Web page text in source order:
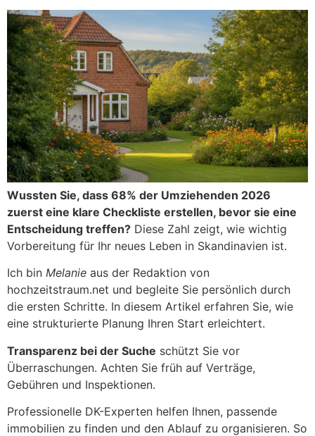
Wussten Sie, dass 68% der Umziehenden 2026
zuerst eine klare Checkliste erstellen, bevor sie eine
Entscheidung treffen? Diese Zahl zeigt, wie wichtig
Vorbereitung für Ihr neues Leben in Skandinavien ist.
Ich bin Melanie aus der Redaktion von
hochzeitstraum.net und begleite Sie persönlich durch
die ersten Schritte. In diesem Artikel erfahren Sie, wie
eine strukturierte Planung Ihren Start erleichtert.
Transparenz bei der Suche schützt Sie vor
Überraschungen. Achten Sie früh auf Verträge,
Gebühren und Inspektionen.
Professionelle DK-Experten helfen Ihnen, passende
immobilien zu finden und den Ablauf zu organisieren. So